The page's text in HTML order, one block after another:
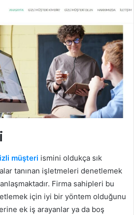
müşteri ismini oldukça sık
tanınan işletmeleri denetlemek
Firma sahipleri bu
için iyi bir yöntem olduğunu
ek iş arayanlar ya da boş